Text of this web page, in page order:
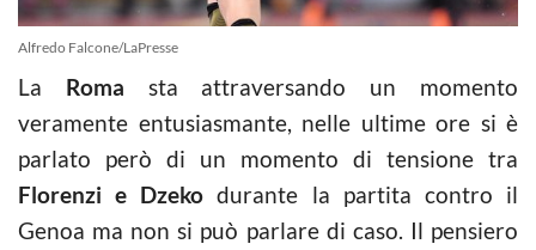
Alfredo Falcone/LaPresse
La Roma sta attraversando un momento
veramente entusiasmante, nelle ultime ore si è
parlato però di un momento di tensione tra
Florenzi e Dzeko durante la partita contro il
Genoa ma non si può parlare di caso. Il pensiero